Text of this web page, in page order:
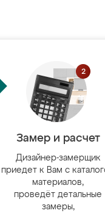
Замер и расчет
Дизайнер-замерщик
приедет к Вам с
материалов,
проведёт детальные
замеры,